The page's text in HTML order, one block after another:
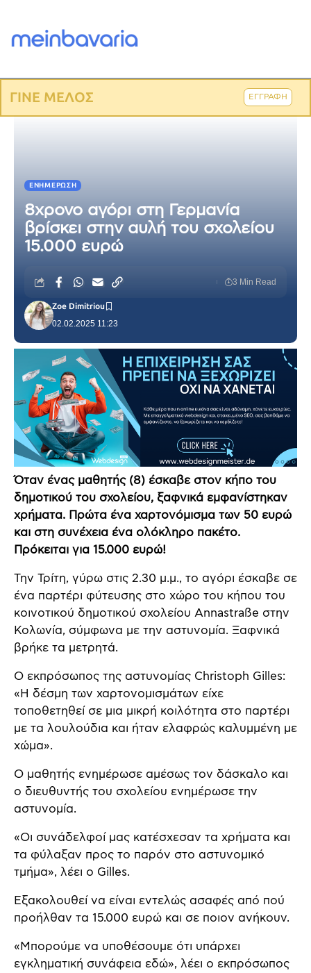
ΓΙΝΕ ΜΕΛΟΣ ΕΓΓΡΑΦΗ
ΕΝΗΜΈΡΩΣΗ
8χρονο αγόρι στη Γερμανία
βρίσκει στην αυλή του σχολείου
15.000 ευρώ
02.02.2025 11:23
Zoe Dimitriou
3 Min Read
Όταν ένας μαθητής (8) έσκαβε στον κήπο του
δημοτικού του σχολείου, ξαφνικά εμφανίστηκαν
χρήματα. Πρώτα ένα χαρτονόμισμα των 50 ευρώ
και στη συνέχεια ένα ολόκληρο πακέτο.
Πρόκειται για 15.000 ευρώ!
Την Τρίτη, γύρω στις 2.30 μ.μ., το αγόρι έσκαβε σε
ένα παρτέρι φύτευσης στο χώρο του κήπου του
κοινοτικού δημοτικού σχολείου Annastraße στην
Κολωνία, σύμφωνα με την αστυνομία. Ξαφνικά
βρήκε τα μετρητά.
Ο εκπρόσωπος της αστυνομίας Christoph Gilles:
«Η δέσμη των χαρτονομισμάτων είχε
τοποθετηθεί σε μια μικρή κοιλότητα στο παρτέρι
με τα λουλούδια και ήταν ελαφρώς καλυμμένη με
χώμα».
Ο μαθητής ενημέρωσε αμέσως τον δάσκαλο και
ο διευθυντής του σχολείου ενημέρωσε την
αστυνομία.
«Οι συνάδελφοί μας κατέσχεσαν τα χρήματα και
τα φύλαξαν προς το παρόν στο αστυνομικό
τμήμα», λέει ο Gilles.
Εξακολουθεί να είναι εντελώς ασαφές από πού
προήλθαν τα 15.000 ευρώ και σε ποιον ανήκουν.
«Μπορούμε να υποθέσουμε ότι υπάρχει
εγκληματική συνάφεια εδώ», λέει ο εκπρόσωπος